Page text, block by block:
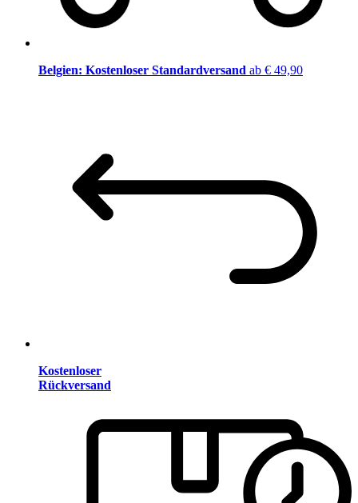
Belgien: Kostenloser Standardversand ab € 49,90
Kostenloser
Rückversand